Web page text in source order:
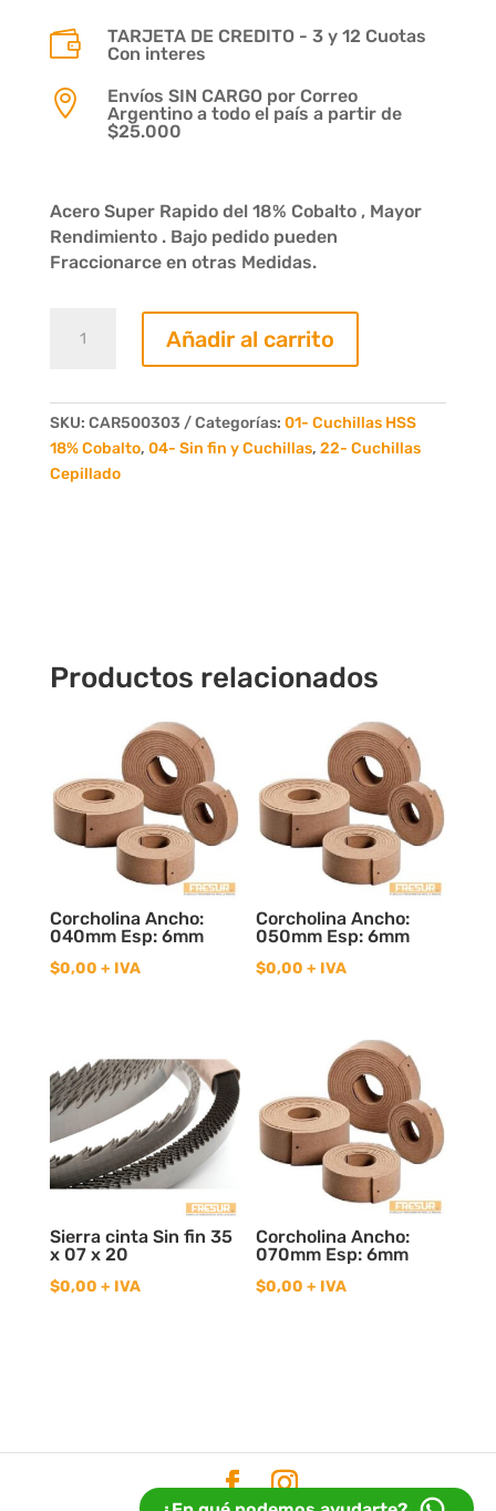

TARJETA DE CREDITO - 3 y 12 Cuotas
Con interes

Envíos SIN CARGO por Correo
Argentino a todo el país a partir de
$25.000
Acero Super Rapido del 18% Cobalto , Mayor
Rendimiento . Bajo pedido pueden
Fraccionarce en otras Medidas.
acero
x
30
x
Añadir al carrito
SKU: CAR500303 Categorías: 01- Cuchillas HSS
18% Cobalto, 04- Sin fin y Cuchillas, 22- Cuchillas
Cepillado
Productos relacionados
Corcholina Ancho:
040mm Esp: 6mm
$0,00 + IVA
Corcholina Ancho:
050mm Esp: 6mm
$0,00 + IVA
Sierra cinta Sin fin 35
x 07 x 20
$0,00 + IVA
Corcholina Ancho:
070mm Esp: 6mm
$0,00 + IVA